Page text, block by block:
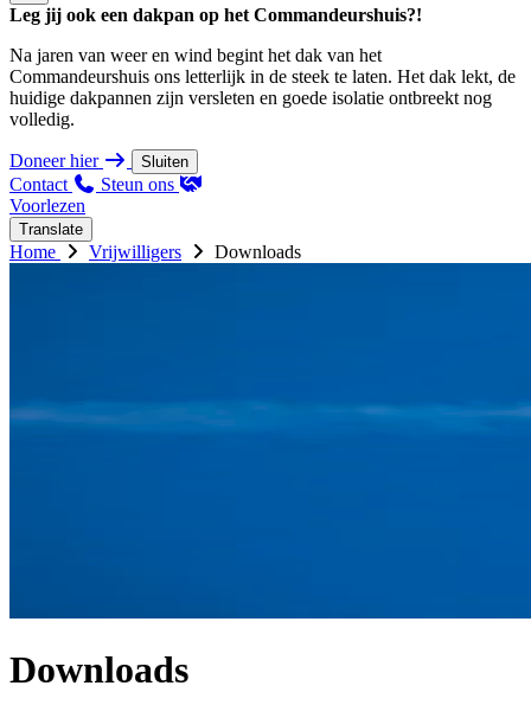
Leg jij ook een dakpan op het Commandeurshuis?!
Na jaren van weer en wind begint het dak van het
Commandeurshuis ons letterlijk in de steek te laten. Het dak lekt, de
huidige dakpannen zijn versleten en goede isolatie ontbreekt nog
volledig.
Doneer hier Sluiten
Contact
Steun ons
Voorlezen
Translate
Home Vrijwilligers Downloads
Downloads